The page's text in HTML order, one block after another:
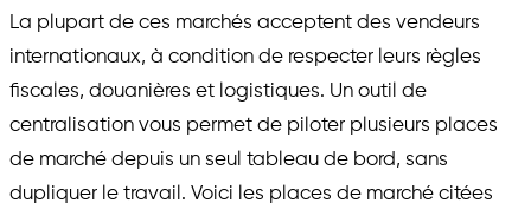
La plupart de ces marchés acceptent des vendeurs
internationaux, à condition de respecter leurs règles
fiscales, douanières et logistiques. Un outil de
centralisation vous permet de piloter plusieurs places
de marché depuis un seul tableau de bord, sans
dupliquer le travail. Voici les places de marché citées